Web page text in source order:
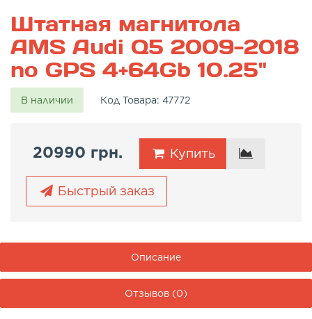
Штатная магнитола
AMS Audi Q5 2009-2018
no GPS 4+64Gb 10.25"
В наличии Код Товара: 47772
20990 грн. Купить
Быстрый заказ
Описание
Отзывов (0)